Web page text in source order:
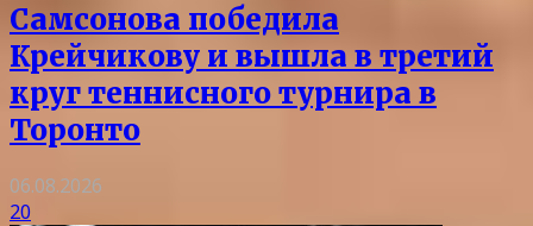
Самсонова победила
Крейчикову и вышла в третий
круг теннисного турнира в
Торонто
06.08.2026
20